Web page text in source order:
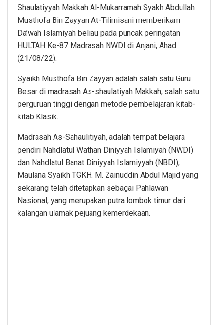
Shaulatiyyah Makkah Al-Mukarramah Syakh Abdullah
Musthofa Bin Zayyan At-Tilimisani memberikam
Da’wah Islamiyah beliau pada puncak peringatan
HULTAH Ke-87 Madrasah NWDI di Anjani, Ahad
(21/08/22).
Syaikh Musthofa Bin Zayyan adalah salah satu Guru
Besar di madrasah As-shaulatiyah Makkah, salah satu
perguruan tinggi dengan metode pembelajaran kitab-
kitab Klasik.
Madrasah As-Sahaulitiyah, adalah tempat belajara
pendiri Nahdlatul Wathan Diniyyah Islamiyah (NWDI)
dan Nahdlatul Banat Diniyyah Islamiyyah (NBDI),
Maulana Syaikh TGKH. M. Zainuddin Abdul Majid yang
sekarang telah ditetapkan sebagai Pahlawan
Nasional, yang merupakan putra lombok timur dari
kalangan ulamak pejuang kemerdekaan.